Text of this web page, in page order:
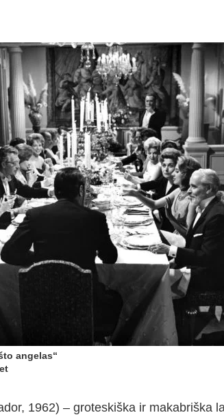
angelas“
1962) – groteskiška ir makabriška